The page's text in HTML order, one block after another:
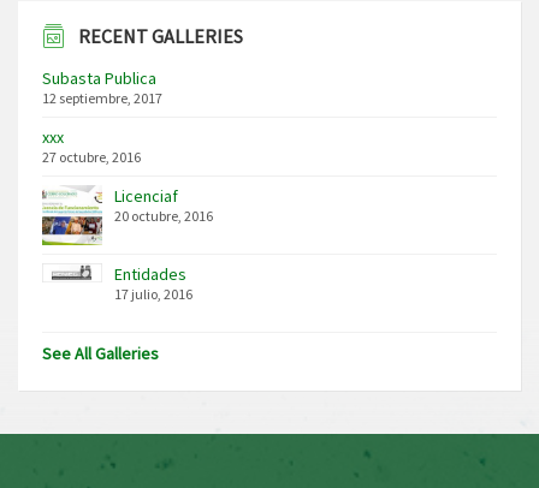
RECENT GALLERIES
Subasta Publica
12 septiembre, 2017
xxx
27 octubre, 2016
Licenciaf
20 octubre, 2016
Entidades
17 julio, 2016
See All Galleries